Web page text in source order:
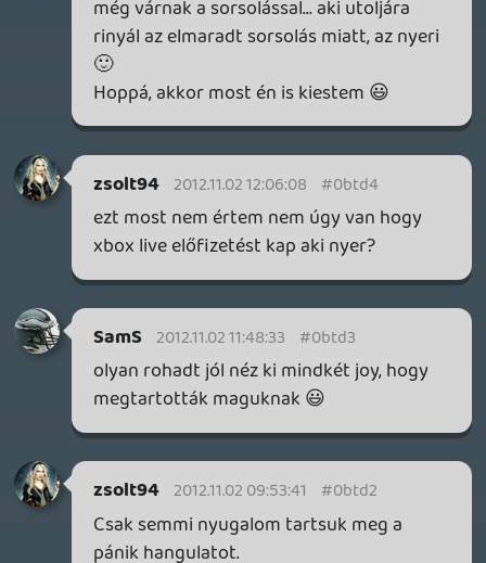
kornel116 2012.10.31 11:53:44 #0btcs
második!!! nemérdekel a határidő, már a
szabad véleménynyilvánítással nyertem 😃
Szerintem IS
shan
Szerintem lekéstem... 🙂
SzucsBenji 2012.10.29 17:28:27 #0btcp
Gyerekek volt egy határidő, ha esetleg
nem tudnátok...
Playen07
Második kontroller.